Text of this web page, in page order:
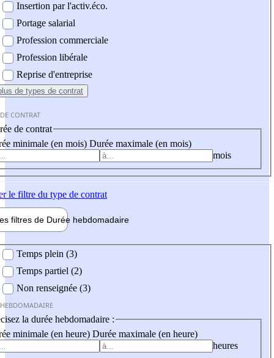
Insertion par l'activ.éco.
Portage salarial
Profession commerciale
Profession libérale
Reprise d'entreprise
de types de contrat
CONTRAT
de contrat
minimale (en mois) Durée maximale (en mois)
mois
le filtre du type de contrat
filtres de Durée hebdomadaire
Temps plein (3)
Temps partiel (2)
Non renseignée (3)
la durée hebdomadaire :
minimale (en heure) Durée maximale (en heure)
heures